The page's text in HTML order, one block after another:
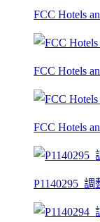
FCC Hotels
FCC Hotels
FCC Hotels
P1140295_調